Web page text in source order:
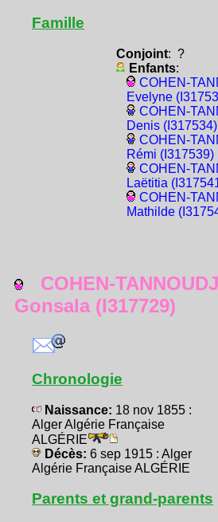
Famille
Conjoint: ?
Enfants:
COHEN-
Evelyne
COHEN-
Denis (I317534)
COHEN-
Rémi (I317539)
COHEN-
Laëtitia
COHEN-
Mathilde
COHEN-
Gonsala (I317729)
Chronologie
Naissance: 18 nov 1855 :
Alger Algérie Française
ALGÉRIE
Décès: 6 sep 1915 : Alger
Algérie Française ALGÉRIE
Parents et grand-parents